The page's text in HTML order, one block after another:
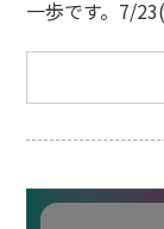
一歩です。7/
ッフとたくさ
成に入学した
か？など、気
ご参加を心よ
屋平成看護医